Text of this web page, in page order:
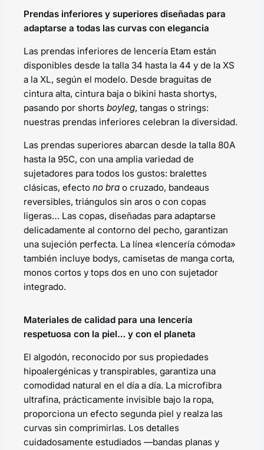
Prendas inferiores y superiores diseñadas para
adaptarse a todas las curvas con elegancia
Las prendas inferiores de lencería Etam están
disponibles desde la talla 34 hasta la 44 y de la XS
a la XL, según el modelo. Desde braguitas de
cintura alta, cintura baja o bikini hasta shortys,
pasando por shorts boyleg, tangas o strings:
nuestras prendas inferiores celebran la diversidad.
Las prendas superiores abarcan desde la talla 80A
hasta la 95C, con una amplia variedad de
sujetadores para todos los gustos: bralettes
clásicas, efecto no bra o cruzado, bandeaus
reversibles, triángulos sin aros o con copas
ligeras… Las copas, diseñadas para adaptarse
delicadamente al contorno del pecho, garantizan
una sujeción perfecta. La línea «lencería cómoda»
también incluye bodys, camisetas de manga corta,
monos cortos y tops dos en uno con sujetador
integrado.
Materiales de calidad para una lencería
respetuosa con la piel… y con el planeta
El algodón, reconocido por sus propiedades
hipoalergénicas y transpirables, garantiza una
comodidad natural en el día a día. La microfibra
ultrafina, prácticamente invisible bajo la ropa,
proporciona un efecto segunda piel y realza las
curvas sin comprimirlas. Los detalles
cuidadosamente estudiados —bandas planas y